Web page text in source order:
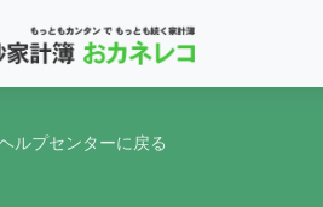
ルプセンターに戻る